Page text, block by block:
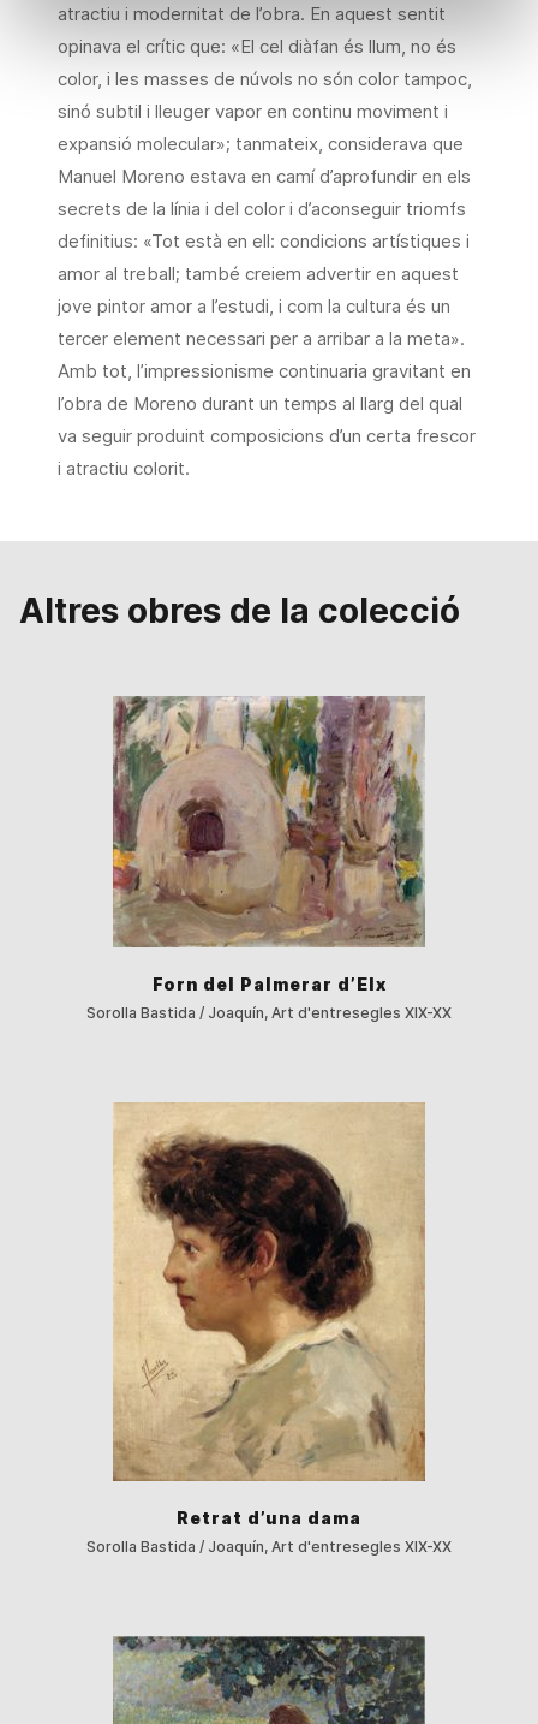
atractiu i modernitat de l’obra. En aquest sentit
opinava el crític que: «El cel diàfan és llum, no és
color, i les masses de núvols no són color tampoc,
sinó subtil i lleuger vapor en continu moviment i
expansió molecular»; tanmateix, considerava que
Manuel Moreno estava en camí d’aprofundir en els
secrets de la línia i del color i d’aconseguir triomfs
definitius: «Tot està en ell: condicions artístiques i
amor al treball; també creiem advertir en aquest
jove pintor amor a l’estudi, i com la cultura és un
tercer element necessari per a arribar a la meta».
Amb tot, l’impressionisme continuaria gravitant en
l’obra de Moreno durant un temps al llarg del qual
va seguir produint composicions d’un certa frescor
i atractiu colorit.
Altres obres de la colecció
Forn del Palmerar d’Elx
Sorolla Bastida / Joaquín, Art d'entresegles XIX-XX
Retrat d’una dama
Sorolla Bastida / Joaquín, Art d'entresegles XIX-XX